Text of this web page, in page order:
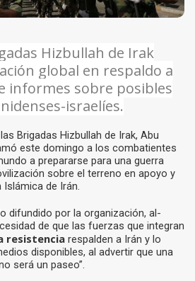
Hizbullah de Irak
global en respaldo a
informes sobre posibles
israelíes.
Brigadas Hizbullah de Irak, Abu
este domingo a los combatientes
a prepararse para una guerra
sobre el terreno en apoyo y
Islámica de Irán.
difundido por la organización, al-
de que las fuerzas que integran
resistencia respalden a Irán y lo
disponibles, al advertir que una
será un paseo”.